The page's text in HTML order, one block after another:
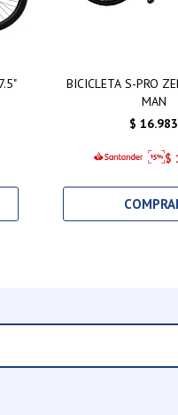
BICICLETA S-PRO
MAN
$ 16.983
$